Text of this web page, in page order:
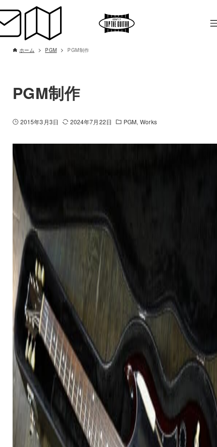
ホーム PGM PGM制作
PGM制作
2015年3月3日 2024年7月22日 PGM Works